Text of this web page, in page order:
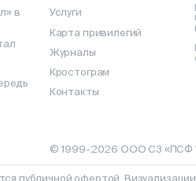
в
Услуги
Карта привилегий
Журналы
Кростограм
Контакты
© 1999-2026 ООО СЗ «ПСФ